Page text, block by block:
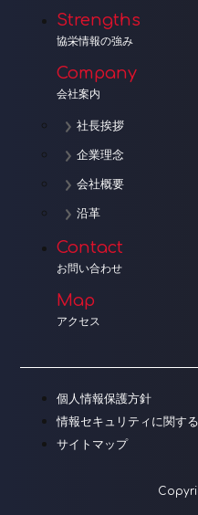
Strengths
協栄情報の強み
Company
会社案内
社長挨拶
企業理念
会社概要
沿革
Contact
お問い合わせ
Map
アクセス
個人情報保護方針
情報セキュリティに関す
サイトマップ